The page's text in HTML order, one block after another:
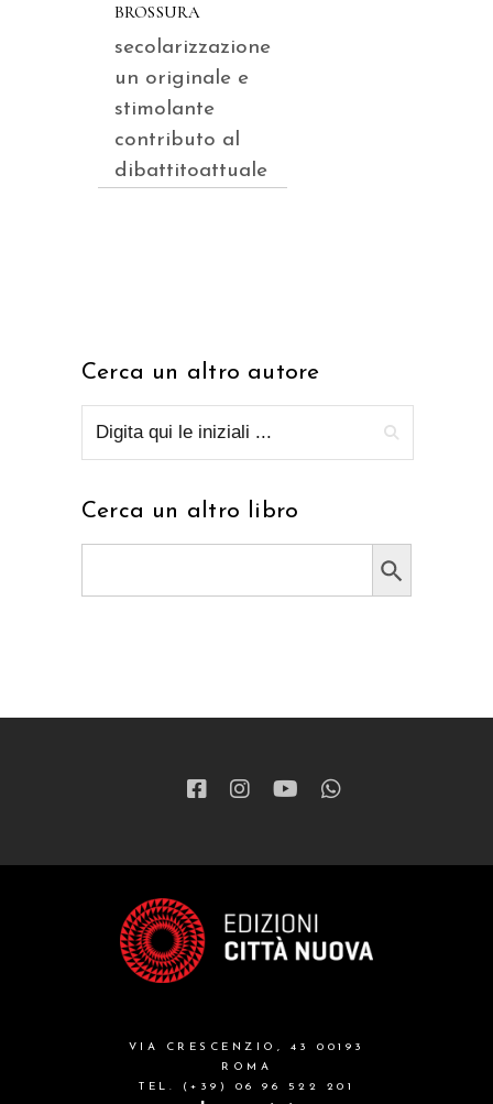
BROSSURA
secolarizzazione
un originale e
stimolante
contributo al
dibattitoattuale
Cerca un altro autore
Cerca un altro libro
Search Button
VIA CRESCENZIO, 43 00193
ROMA
TEL. (+39) 06 96 522 201